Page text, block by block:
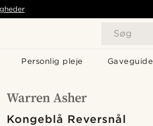
Søg
Personlig pleje Gaveguide
Kongeblå Reversnål